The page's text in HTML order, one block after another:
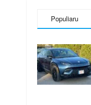
Populiaru